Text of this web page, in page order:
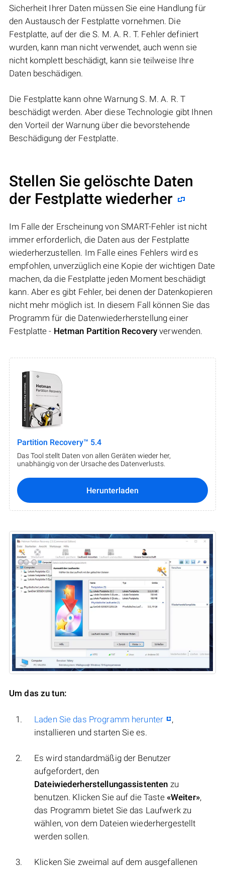
Sicherheit Ihrer Daten müssen Sie eine Handlung für
den Austausch der Festplatte vornehmen. Die
Festplatte, auf der die S. M. A. R. T. Fehler definiert
wurden, kann man nicht verwendet, auch wenn sie
nicht komplett beschädigt, kann sie teilweise Ihre
Daten beschädigen.
Die Festplatte kann ohne Warnung S. M. A. R. T
beschädigt werden. Aber diese Technologie gibt Ihnen
den Vorteil der Warnung über die bevorstehende
Beschädigung der Festplatte.
Stellen Sie gelöschte Daten
der Festplatte wiederher
Im Falle der Erscheinung von SMART-Fehler ist nicht
immer erforderlich, die Daten aus der Festplatte
wiederherzustellen. Im Falle eines Fehlers wird es
empfohlen, unverzüglich eine Kopie der wichtigen Date
machen, da die Festplatte jeden Moment beschädigt
kann. Aber es gibt Fehler, bei denen der Datenkopieren
nicht mehr möglich ist. In diesem Fall können Sie das
Programm für die Datenwiederherstellung einer
Festplatte - Hetman Partition Recovery verwenden.
Partition Recovery™ 5.4
Das Tool stellt Daten von allen Geräten wieder her,
unabhängig von der Ursache des Datenverlusts.
Herunterladen
Um das zu tun:
Laden Sie das Programm herunter
,
installieren und starten Sie es.
Es wird standardmäßig der Benutzer
aufgefordert, den
Dateiwiederherstellungassistenten zu
benutzen. Klicken Sie auf die Taste «Weiter»,
das Programm bietet Sie das Laufwerk zu
wählen, von dem Dateien wiederhergestellt
werden sollen.
Klicken Sie zweimal auf dem ausgefallenen